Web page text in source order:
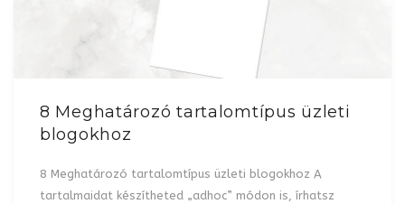
8 Meghatározó tartalomtípus üzleti
blogokhoz
8 Meghatározó tartalomtípus üzleti blogokhoz A
tartalmaidat készítheted „adhoc” módon is, írhatsz